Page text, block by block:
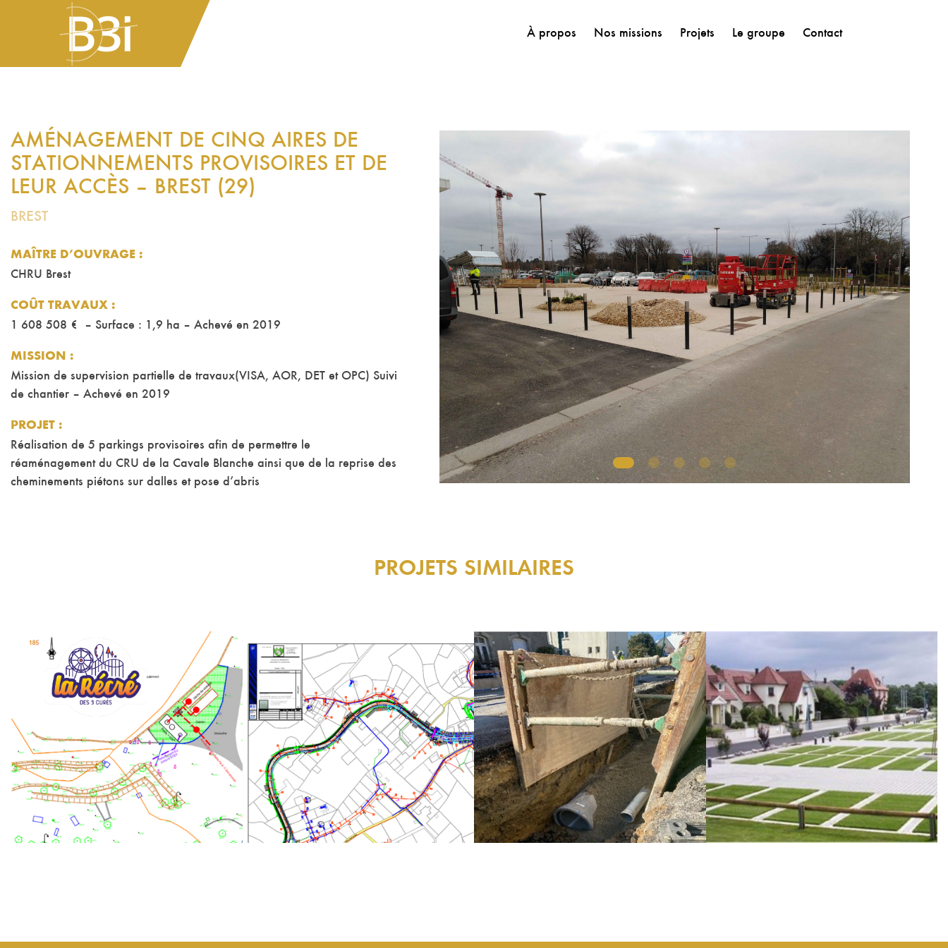
À propos Nos missions Projets Le groupe Contact
AMÉNAGEMENT DE CINQ AIRES DE
STATIONNEMENTS PROVISOIRES ET DE
LEUR ACCÈS – BREST (29)
BREST
MAÎTRE D’OUVRAGE :
CHRU Brest
COÛT TRAVAUX :
1 608 508 € – Surface : 1,9 ha – Achevé en 2019
MISSION :
Mission de supervision partielle de travaux(VISA, AOR, DET et OPC) Suivi
de chantier – Achevé en 2019
PROJET :
Réalisation de 5 parkings provisoires afin de permettre le
réaménagement du CRU de la Cavale Blanche ainsi que de la reprise des
cheminements piétons sur dalles et pose d’abris
2 4
PROJETS SIMILAIRES